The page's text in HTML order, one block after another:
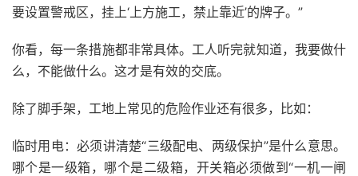
要设置警戒区，挂上‘上方施工，禁止靠近’的牌子。”
你看，每一条措施都非常具体。工人听完就知道，我要做什
么，不能做什么。这才是有效的交底。
除了脚手架，工地上常见的危险作业还有很多，比如：
临时用电：必须讲清楚“三级配电、两级保护”是什么意思。
哪个是一级箱，哪个是二级箱，开关箱必须做到“一机一闸